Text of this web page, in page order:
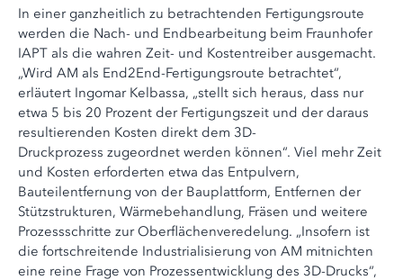
In einer ganzheitlich zu betrachtenden Fertigungsroute
werden die Nach- und Endbearbeitung beim Fraunhofer
IAPT als die wahren Zeit- und Kostentreiber ausgemacht.
„Wird AM als End2End-Fertigungsroute betrachtet“,
erläutert Ingomar Kelbassa, „stellt sich heraus, dass nur
etwa 5 bis 20 Prozent der Fertigungszeit und der daraus
resultierenden Kosten direkt dem 3D-
Druckprozess zugeordnet werden können“. Viel mehr Zeit
und Kosten erforderten etwa das Entpulvern,
Bauteilentfernung von der Bauplattform, Entfernen der
Stützstrukturen, Wärmebehandlung, Fräsen und weitere
Prozessschritte zur Oberflächenveredelung. „Insofern ist
die fortschreitende Industrialisierung von AM mitnichten
eine reine Frage von Prozessentwicklung des 3D-Drucks“,